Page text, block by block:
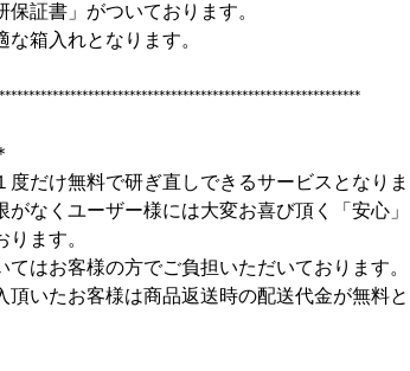
保証書」がついております。
箱入れとなります。
度だけ無料で研ぎ直しできるサービスとなりま
なくユーザー様には大変お喜び頂く「安心」
ます。
はお客様の方でご負担いただいております。
いたお客様は商品返送時の配送代金が無料と